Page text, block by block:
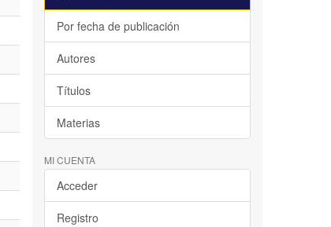
Por fecha de publicación
Autores
Títulos
Materias
MI CUENTA
Acceder
Registro